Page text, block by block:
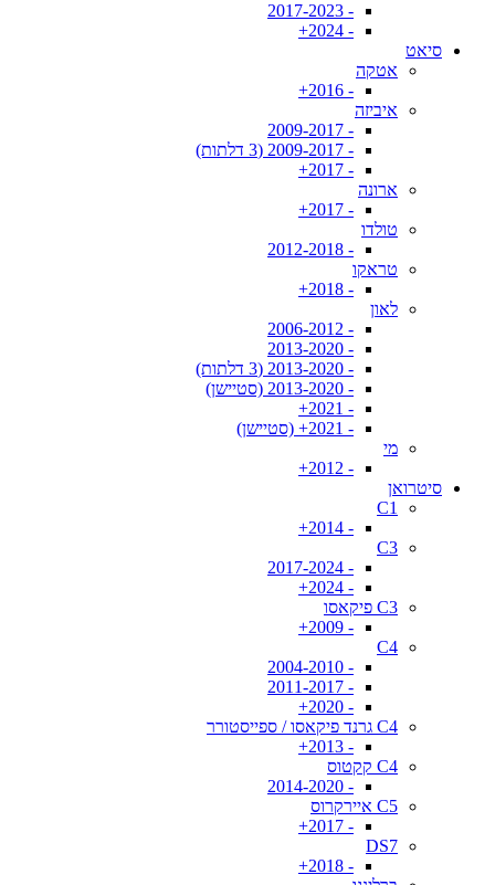
- 2017-2023
- 2024+
סיאט
אטקה
- 2016+
איביזה
- 2009-2017
- 2009-2017 (3 דלתות)
- 2017+
ארונה
- 2017+
טולדו
- 2012-2018
טראקו
- 2018+
לאון
- 2006-2012
- 2013-2020
- 2013-2020 (3 דלתות)
- 2013-2020 (סטיישן)
- 2021+
- 2021+ (סטיישן)
מי
- 2012+
סיטרואן
C1
- 2014+
C3
- 2017-2024
- 2024+
C3 פיקאסו
- 2009+
C4
- 2004-2010
- 2011-2017
- 2020+
C4 גרנד פיקאסו / ספייסטורר
- 2013+
C4 קקטוס
- 2014-2020
C5 איירקרוס
- 2017+
DS7
- 2018+